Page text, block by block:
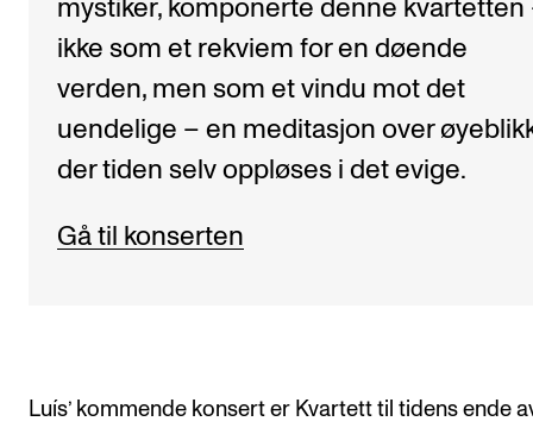
mystiker, komponerte denne kvartetten
ikke som et rekviem for en døende
verden, men som et vindu mot det
uendelige – en meditasjon over
der tiden selv oppløses i det evige.
Gå til konserten
Luís’ kommende konsert er Kvartett til tidens ende